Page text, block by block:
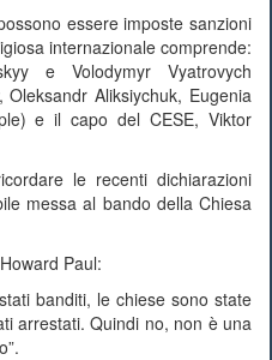
essere imposte sanzioni
internazionale comprende:
e Volodymyr Vyatrovych
Aliksiychuk, Eugenia
e il capo del CESE, Viktor
le recenti dichiarazioni
messa al bando della Chiesa
Paul:
banditi, le chiese sono state
arrestati. Quindi no, non è una